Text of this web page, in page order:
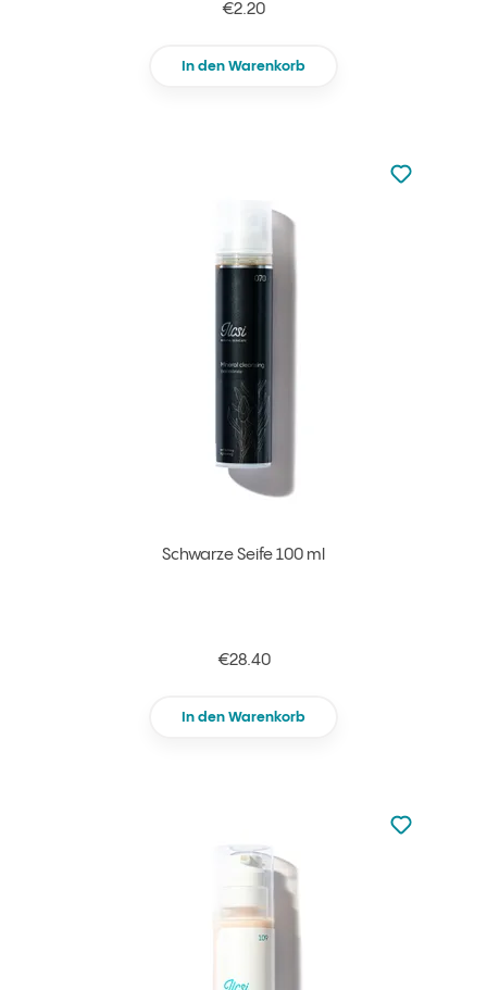
€2.20
In den Warenkorb
Schwarze Seife 100 ml
€28.40
In den Warenkorb
zu den
zu Ihren
zu den
zu Ihren